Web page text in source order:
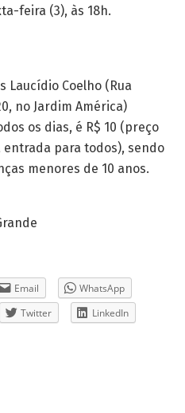
feira (3), às 18h.
Laucídio Coelho (Rua
no Jardim América)
os dias, é R$ 10 (preço
para todos), sendo
menores de 10 anos.
Email
WhatsApp
Twitter
LinkedIn